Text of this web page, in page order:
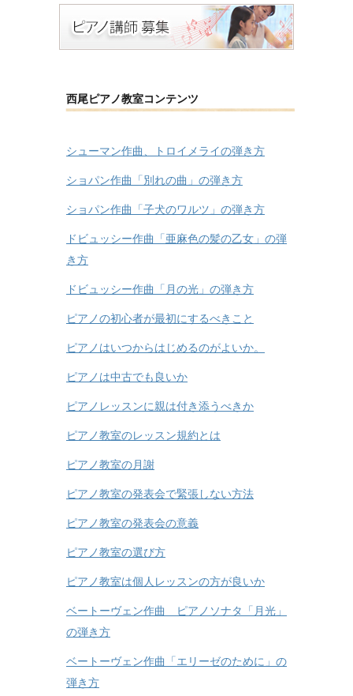
西尾ピアノ教室コンテンツ
シューマン作曲、トロイメライの弾き方
ショパン作曲「別れの曲」の弾き方
ショパン作曲「子犬のワルツ」の弾き方
ドビュッシー作曲「亜麻色の髪の乙女」の弾
き方
ドビュッシー作曲「月の光」の弾き方
ピアノの初心者が最初にするべきこと
ピアノはいつからはじめるのがよいか。
ピアノは中古でも良いか
ピアノレッスンに親は付き添うべきか
ピアノ教室のレッスン規約とは
ピアノ教室の月謝
ピアノ教室の発表会で緊張しない方法
ピアノ教室の発表会の意義
ピアノ教室の選び方
ピアノ教室は個人レッスンの方が良いか
ベートーヴェン作曲 ピアノソナタ「月光」
の弾き方
ベートーヴェン作曲「エリーゼのために」の
弾き方